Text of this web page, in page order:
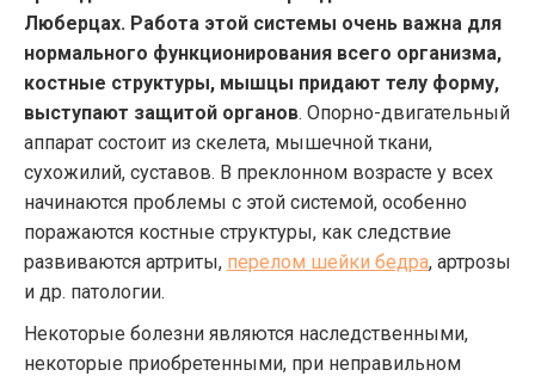
Люберцах. Работа этой системы очень важна для
нормального функционирования всего организма,
костные структуры, мышцы придают телу форму,
выступают защитой органов. Опорно-двигательный
аппарат состоит из скелета, мышечной ткани,
сухожилий, суставов. В преклонном возрасте у всех
начинаются проблемы с этой системой, особенно
поражаются костные структуры, как следствие
развиваются артриты, перелом шейки бедра, артрозы
и др. патологии.
Некоторые болезни являются наследственными,
некоторые приобретенными, при неправильном